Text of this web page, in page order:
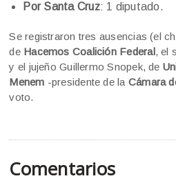
Por Santa Cruz: 1 diputado.
Se registraron tres ausencias (el
de Hacemos Coalición Federal, el
y el jujeño Guillermo Snopek, de
Menem -presidente de la Cámara
voto.
Comentarios